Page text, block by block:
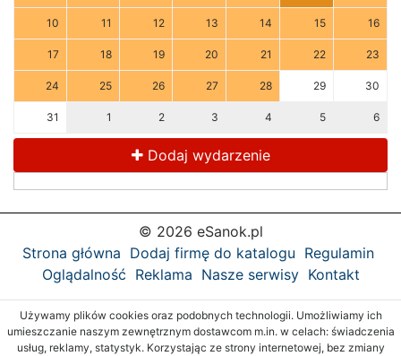
10 11 12 13 14 15 16
17 18 19 20 21 22 23
24 25 26 27 28 29 30
31 1 2 3 4 5 6
Dodaj wydarzenie
© 2026 eSanok.pl
Strona główna Dodaj firmę do katalogu Regulamin
Oglądalność Reklama Nasze serwisy Kontakt
Używamy plików cookies oraz podobnych technologii. Umożliwiamy ich
umieszczanie naszym zewnętrznym dostawcom m.in. w celach: świadczenia
usług, reklamy, statystyk. Korzystając ze strony internetowej, bez zmiany